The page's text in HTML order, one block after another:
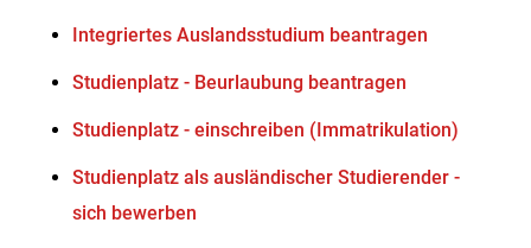
Integriertes Auslandsstudium beantragen
Studienplatz - Beurlaubung beantragen
Studienplatz - einschreiben (Immatrikulation)
Studienplatz als ausländischer Studierender -
sich bewerben